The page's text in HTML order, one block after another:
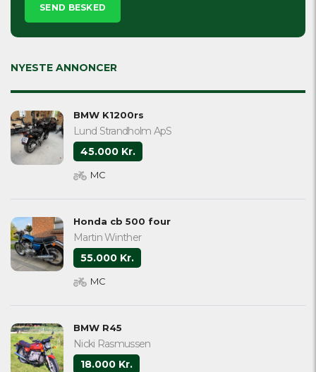
leave
empty.
NYESTE ANNONCER
BMW K1200rs
Lund Strandholm ApS
45.000 Kr.
MC
Honda cb 500 four
Martin Winther
55.000 Kr.
MC
BMW R45
Nicki Rasmussen
18.000 Kr.